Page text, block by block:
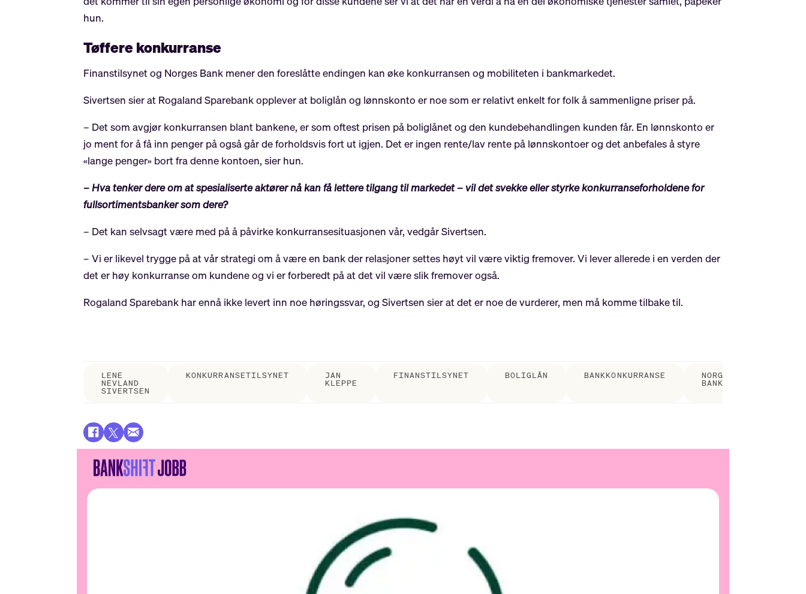
hun.
Tøffere konkurranse
Finanstilsynet og Norges Bank mener den foreslåtte endingen kan øke konkurransen og mobiliteten i bankmarkedet.
Sivertsen sier at Rogaland Sparebank opplever at boliglån og lønnskonto er noe som er relativt enkelt for folk å sammenligne priser på.
– Det som avgjør konkurransen blant bankene, er som oftest prisen på boliglånet og den kundebehandlingen kunden får. En lønnskonto er
jo ment for å få inn penger på også går de forholdsvis fort ut igjen. Det er ingen rente/lav rente på lønnskontoer og det anbefales å styre
«lange penger» bort fra denne kontoen, sier hun.
– Hva tenker dere om at spesialiserte aktører nå kan få lettere tilgang til markedet – vil det svekke eller styrke konkurranseforholdene for
fullsortimentsbanker som dere?
– Det kan selvsagt være med på å påvirke konkurransesituasjonen vår, vedgår Sivertsen.
– Vi er likevel trygge på at vår strategi om å være en bank der relasjoner settes høyt vil være viktig fremover. Vi lever allerede i en verden der
det er høy konkurranse om kundene og vi er forberedt på at det vil være slik fremover også.
Rogaland Sparebank har ennå ikke levert inn noe høringssvar, og Sivertsen sier at det er noe de vurderer, men må komme tilbake til.
LENE
NEVLAND
SIVERTSEN
KONKURRANSETILSYNET JAN
KLEPPE
FINANSTILSYNET BOLIGLÅN BANKKONKURRANSE NORGES
BANK